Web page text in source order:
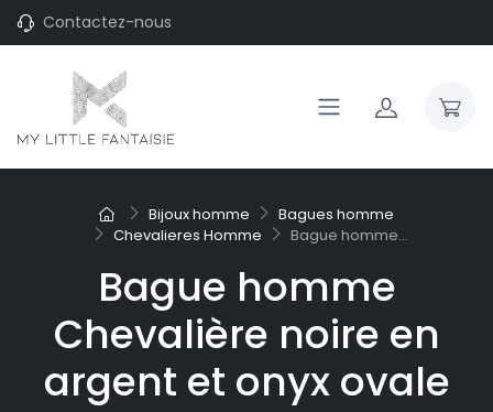
Contactez-nous
Bijoux homme
Bagues homme
Chevalieres Homme
Bague homme...
Bague homme
Chevalière noire en
argent et onyx ovale